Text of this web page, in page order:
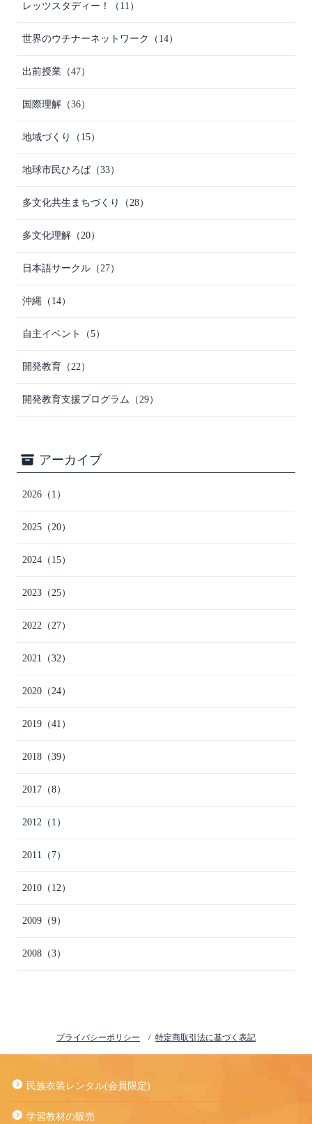
レッツスタディー！ （11）
世界のウチナーネットワーク （14）
出前授業 （47）
国際理解 （36）
地域づくり （15）
地球市民ひろば （33）
多文化共生まちづくり （28）
多文化理解 （20）
日本語サークル （27）
沖縄 （14）
自主イベント （5）
開発教育 （22）
開発教育支援プログラム （29）
アーカイブ
2026 （1）
2025 （20）
2024 （15）
2023 （25）
2022 （27）
2021 （32）
2020 （24）
2019 （41）
2018 （39）
2017 （8）
2012 （1）
2011 （7）
2010 （12）
2009 （9）
2008 （3）
プライバシーポリシー 特定商取引法に基づく表記
民族衣装レンタル(会員限定)
学習教材の販売